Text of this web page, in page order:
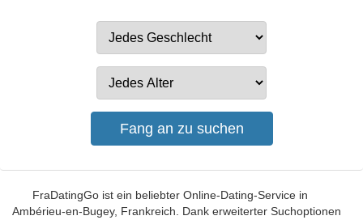
FraDatingGo ist ein beliebter Online-Dating-Service in
Ambérieu-en-Bugey, Frankreich. Dank erweiterter Suchoptionen